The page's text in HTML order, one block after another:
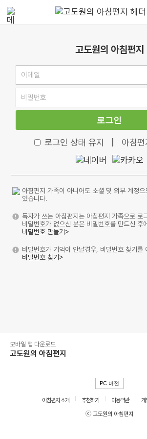
고도원의 아침편지
로그인
로그인 상태 유지 아침편
아침편지 가족이 아니어도 소셜 및 외부 계정
있습니다.
독자가 쓰는 아침편지는 아침편지 가족으로 로
비밀번호가 없으신 분은 비밀번호를 만드신 후
비밀번호 만들기>
비밀번호가 기억이 안날경우, 비밀번호 찾기를
비밀번호 찾기>
모바일 앱 다운로드
고도원의 아침편지
PC 버전
아침편지 소개 추천하기 이용약관
개
ⓒ 고도원의 아침편지